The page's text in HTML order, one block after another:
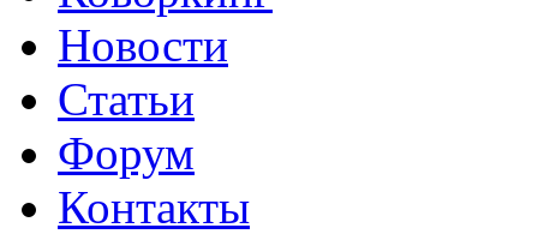
Новости
Статьи
Форум
Контакты